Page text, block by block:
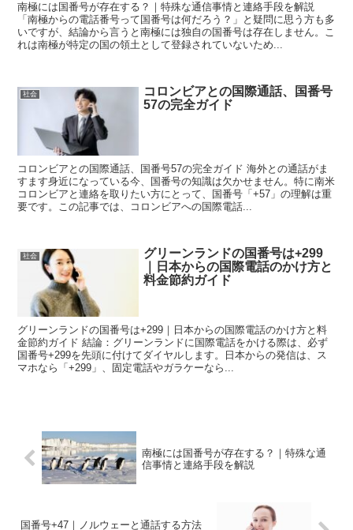
南極には国番号が存在する？｜特殊な通信事情と連絡手段を解説
「南極からの電話番号って国番号は何だろう？」と疑問に思う方も多
いですが、結論から言うと南極には独自の国番号は存在しません。こ
れは南極が特定の国の領土として登録されていないため...
社会
コロンビアとの国際通話、国番号
57の完全ガイド
コロンビアとの国際通話、国番号57の完全ガイド 海外との通話がま
すます身近になっている今、国番号の知識は欠かせません。特に南米
コロンビアと連絡を取りたい方にとって、国番号「+57」の理解は重
要です。この記事では、コロンビアへの国際電話...
社会
グリーンランドの国番号は+299
｜日本からの国際電話のかけ方と
料金節約ガイド
グリーンランドの国番号は+299｜日本からの国際電話のかけ方と料
金節約ガイド 結論：グリーンランドに国際電話をかける際は、必ず
国番号+299を先頭に付けてダイヤルします。日本からの発信は、ス
マホなら「+299」、固定電話やガラケーなら...
南極には国番号が存在する？｜特殊な通
信事情と連絡手段を解説
国番号+47｜ノルウェーと通話する方法